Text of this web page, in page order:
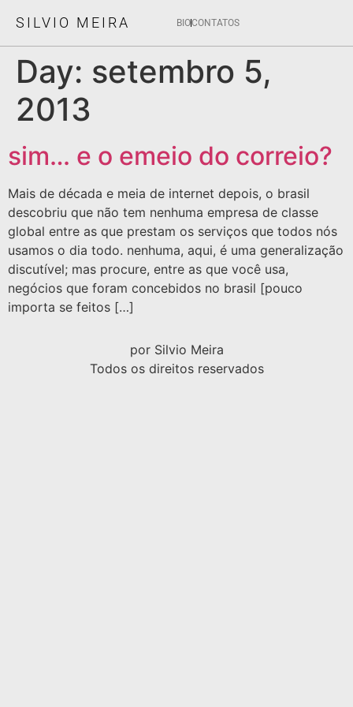
SILVIO MEIRA BIOCONTATOS
Day: setembro 5,
2013
sim… e o emeio do correio?
Mais de década e meia de internet depois, o brasil
descobriu que não tem nenhuma empresa de classe
global entre as que prestam os serviços que todos nós
usamos o dia todo. nenhuma, aqui, é uma generalização
discutível; mas procure, entre as que você usa,
negócios que foram concebidos no brasil [pouco
importa se feitos […]
por Silvio Meira
Todos os direitos reservados